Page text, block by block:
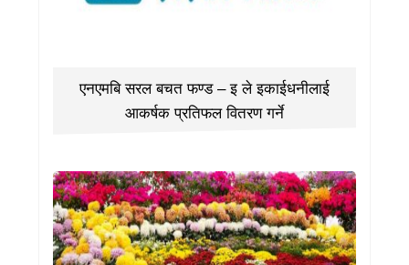
एनएमबि सरल बचत फण्ड – इ ले इकाईधनीलाई
आकर्षक प्रतिफल वितरण गर्ने